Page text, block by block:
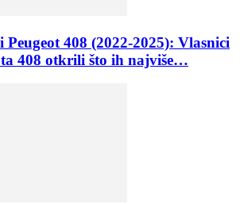
Peugeot 408 (2022-2025): Vlasnici
408 otkrili što ih najviše…